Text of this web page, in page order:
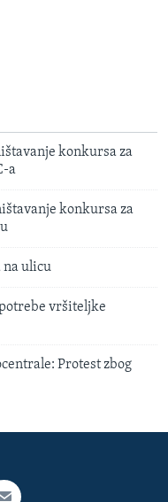
konkursa za
a
konkursa za
na ulicu
vršiteljke
Protest zbog